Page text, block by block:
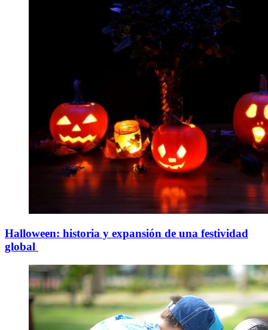
Halloween: historia y expansión de una festividad
global